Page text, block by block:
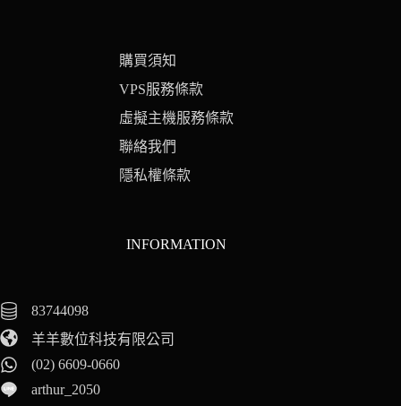
購買須知
VPS服務條款
虛擬主機服務條款
聯絡我們
隱私權條款
INFORMATION
83744098
羊羊數位科技有限公司
(02) 6609-0660
arthur_2050